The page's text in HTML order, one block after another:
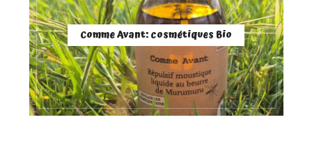
Comme Avant: cosmétiques Bio